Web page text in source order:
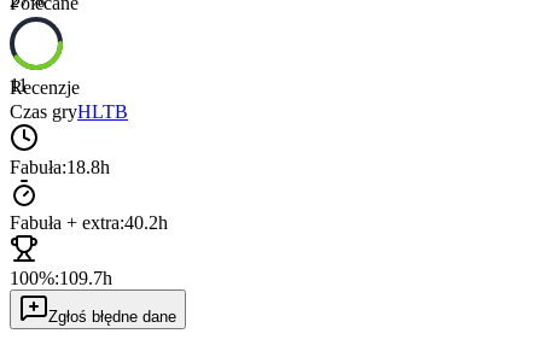
11
Recenzje
Czas gryHLTB
Fabuła:18.8h
Fabuła + extra:40.2h
100%:109.7h
Zgłoś błędne dane